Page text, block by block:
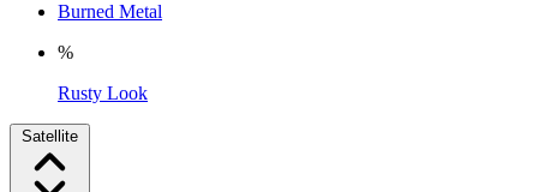
Burned Metal
%
Rusty Look
Satellite